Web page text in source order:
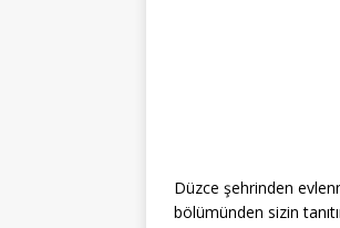
Düzce şehrinden
bölümünden sizin